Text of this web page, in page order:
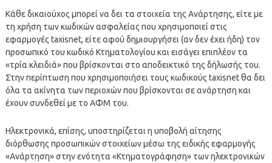
Κάθε δικαιούχος μπορεί να δει τα στοιχεία της Ανάρτησης, είτε με
τη χρήση των κωδικών ασφαλείας που χρησιμοποιεί στις
εφαρμογές taxisnet, είτε αφού δημιουργήσει (αν δεν έχει ήδη) τον
προσωπικό του κωδικό Κτηματολογίου και εισάγει επιπλέον τα
«τρία κλειδιά» που βρίσκονται στο αποδεικτικό της δήλωσής του.
Στην περίπτωση που χρησιμοποιήσει τους κωδικούς taxisnet θα δει
όλα τα ακίνητα των περιοχών που βρίσκονται σε ανάρτηση και
έχουν συνδεθεί με το ΑΦΜ του.
Ηλεκτρονικά, επίσης, υποστηρίζεται η υποβολή αίτησης
διόρθωσης προσωπικών στοιχείων μέσω της ειδικής εφαρμογής
«Ανάρτηση» στην ενότητα «Κτηματογράφηση» των ηλεκτρονικών